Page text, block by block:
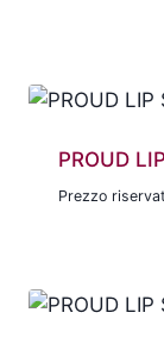
PROUD
Prezzo